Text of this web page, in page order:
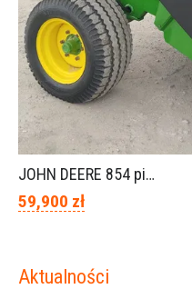
JOHN DEERE 854 piękny stan
59,900 zł
Aktualności